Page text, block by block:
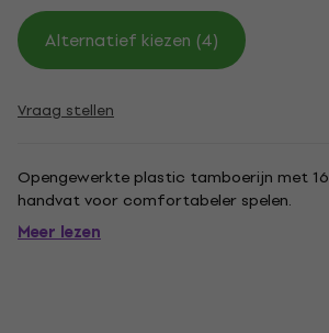
Alternatief kiezen (4)
Vraag stellen
Opengewerkte plastic tamboerijn met 16
handvat voor comfortabeler spelen.
Meer lezen